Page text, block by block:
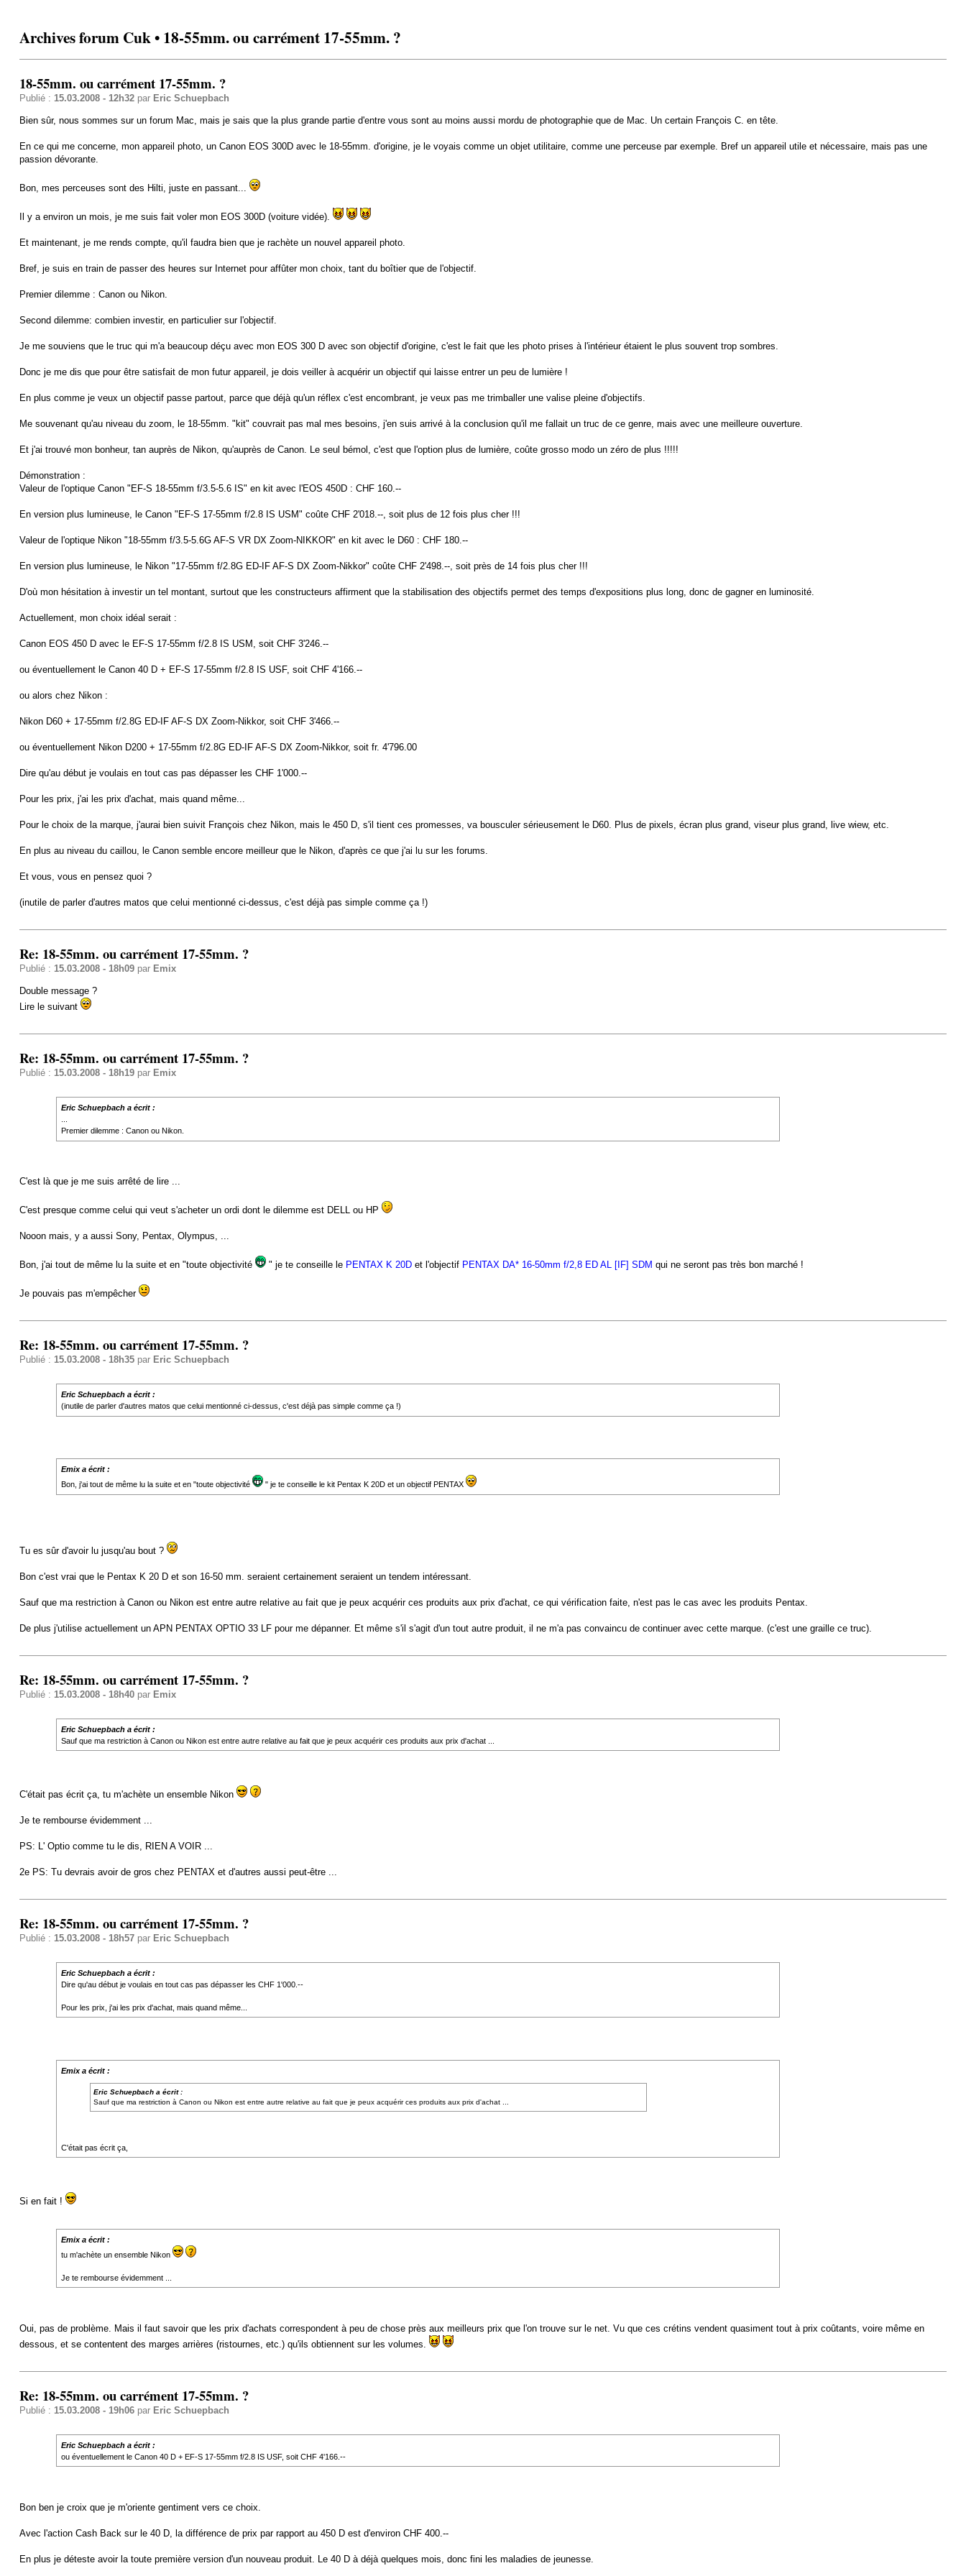
Archives forum Cuk • 18-55mm. ou carrément 17-55mm. ?
18-55mm. ou carrément 17-55mm. ?
Publié : 15.03.2008 - 12h32par Eric Schuepbach
Bien sûr, nous sommes sur un forum Mac, mais je sais que la plus grande partie d'entre vous sont au moins aussi mordu de photographie que de Mac. Un certain François C. en tête.
En ce qui me concerne, mon appareil photo, un Canon EOS 300D avec le 18-55mm. d'origine, je le voyais comme un objet utilitaire, comme une perceuse par exemple. Bref un appareil utile et nécessaire, mais pas une
passion dévorante.
Bon, mes perceuses sont des Hilti, juste en passant...
Il y a environ un mois, je me suis fait voler mon EOS 300D (voiture vidée).
Et maintenant, je me rends compte, qu'il faudra bien que je rachète un nouvel appareil photo.
Bref, je suis en train de passer des heures sur Internet pour affûter mon choix, tant du boîtier que de l'objectif.
Premier dilemme : Canon ou Nikon.
Second dilemme: combien investir, en particulier sur l'objectif.
Je me souviens que le truc qui m'a beaucoup déçu avec mon EOS 300 D avec son objectif d'origine, c'est le fait que les photo prises à l'intérieur étaient le plus souvent trop sombres.
Donc je me dis que pour être satisfait de mon futur appareil, je dois veiller à acquérir un objectif qui laisse entrer un peu de lumière !
En plus comme je veux un objectif passe partout, parce que déjà qu'un réflex c'est encombrant, je veux pas me trimballer une valise pleine d'objectifs.
Me souvenant qu'au niveau du zoom, le 18-55mm. "kit" couvrait pas mal mes besoins, j'en suis arrivé à la conclusion qu'il me fallait un truc de ce genre, mais avec une meilleure ouverture.
Et j'ai trouvé mon bonheur, tan auprès de Nikon, qu'auprès de Canon. Le seul bémol, c'est que l'option plus de lumière, coûte grosso modo un zéro de plus !!!!!
Démonstration :
Valeur de l'optique Canon "EF-S 18-55mm f/3.5-5.6 IS" en kit avec l'EOS 450D : CHF 160.--
En version plus lumineuse, le Canon "EF-S 17-55mm f/2.8 IS USM" coûte CHF 2'018.--, soit plus de 12 fois plus cher !!!
Valeur de l'optique Nikon "18-55mm f/3.5-5.6G AF-S VR DX Zoom-NIKKOR" en kit avec le D60 : CHF 180.--
En version plus lumineuse, le Nikon "17-55mm f/2.8G ED-IF AF-S DX Zoom-Nikkor" coûte CHF 2'498.--, soit près de 14 fois plus cher !!!
D'où mon hésitation à investir un tel montant, surtout que les constructeurs affirment que la stabilisation des objectifs permet des temps d'expositions plus long, donc de gagner en luminosité.
Actuellement, mon choix idéal serait :
Canon EOS 450 D avec le EF-S 17-55mm f/2.8 IS USM, soit CHF 3'246.--
ou éventuellement le Canon 40 D + EF-S 17-55mm f/2.8 IS USF, soit CHF 4'166.--
ou alors chez Nikon :
Nikon D60 + 17-55mm f/2.8G ED-IF AF-S DX Zoom-Nikkor, soit CHF 3'466.--
ou éventuellement Nikon D200 + 17-55mm f/2.8G ED-IF AF-S DX Zoom-Nikkor, soit fr. 4'796.00
Dire qu'au début je voulais en tout cas pas dépasser les CHF 1'000.--
Pour les prix, j'ai les prix d'achat, mais quand même...
Pour le choix de la marque, j'aurai bien suivit François chez Nikon, mais le 450 D, s'il tient ces promesses, va bousculer sérieusement le D60. Plus de pixels, écran plus grand, viseur plus grand, live wiew, etc.
En plus au niveau du caillou, le Canon semble encore meilleur que le Nikon, d'après ce que j'ai lu sur les forums.
Et vous, vous en pensez quoi ?
(inutile de parler d'autres matos que celui mentionné ci-dessus, c'est déjà pas simple comme ça !)
Re: 18-55mm. ou carrément 17-55mm. ?
Publié : 15.03.2008 - 18h09par Emix
Double message ?
Lire le suivant
Re: 18-55mm. ou carrément 17-55mm. ?
Publié : 15.03.2008 - 18h19par Emix
Eric Schuepbach a écrit :
Premier dilemme : Canon ou Nikon.
C'est là que je me suis arrêté de lire ...
C'est presque comme celui qui veut s'acheter un ordi dont le dilemme est DELL ou HP
Nooon mais, y a aussi Sony, Pentax, Olympus, ...
Bon, j'ai tout de même lu la suite et en "toute objectivité " je te conseille le PENTAX K 20Det l'objectif PENTAX DA* 16-50mm f/2,8 ED AL [IF] SDM qui ne seront pas très bon marché !
Je pouvais pas m'empêcher
Re: 18-55mm. ou carrément 17-55mm. ?
Publié : 15.03.2008 - 18h35par Eric Schuepbach
Eric Schuepbach a écrit :
(inutile de parler d'autres matos que celui mentionné ci-dessus, c'est déjà pas simple comme ça !)
Emix a écrit :
Bon, j'ai tout de même lu la suite et en "toute objectivité
" je te conseille le kit Pentax K 20D et un objectif PENTAX
Tu es sûr d'avoir lu jusqu'au bout ?
Bon c'est vrai que le Pentax K 20 D et son 16-50 mm. seraient certainement seraient un tendem intéressant.
Sauf que ma restriction à Canon ou Nikon est entre autre relative au fait que je peux acquérir ces produits aux prix d'achat, ce qui vérification faite, n'est pas le cas avec les produits Pentax.
De plus j'utilise actuellement un APN PENTAX OPTIO 33 LF pour me dépanner. Et même s'il s'agit d'un tout autre produit, il ne m'a pas convaincu de continuer avec cette marque. (c'est une graille ce truc).
Re: 18-55mm. ou carrément 17-55mm. ?
Publié : 15.03.2008 - 18h40par Emix
Eric Schuepbach a écrit :
Sauf que ma restriction à Canon ou Nikon est entre autre relative au fait que je peux acquérir ces produits aux prix d'achat ...
C'était pas écrit ça, tu m'achète un ensemble Nikon
Je te rembourse évidemment ...
PS: L' Optio comme tu le dis, RIEN A VOIR ...
2e PS: Tu devrais avoir de gros chez PENTAX et d'autres aussi peut-être ...
Re: 18-55mm. ou carrément 17-55mm. ?
Publié : 15.03.2008 - 18h57par Eric Schuepbach
Eric Schuepbach a écrit :
Dire qu'au début je voulais en tout cas pas dépasser les CHF 1'000.--
Pour les prix, j'ai les prix d'achat, mais quand même...
Emix a écrit :
Eric Schuepbach a écrit :
Sauf que ma restriction à Canon ou Nikon est entre autre relative au fait que je peux acquérir ces produits aux prix d'achat ...
C'était pas écrit ça,
Si en fait !
Emix a écrit :
tu m'achète un ensemble Nikon
Je te rembourse évidemment ...
Oui, pas de problème. Mais il faut savoir que les prix d'achats correspondent à peu de chose près aux meilleurs prix que l'on trouve sur le net. Vu que ces crétins vendent quasiment tout à prix coûtants, voire même en
dessous, et se contentent des marges arrières (ristournes, etc.) qu'ils obtiennent sur les volumes.
Re: 18-55mm. ou carrément 17-55mm. ?
Publié : 15.03.2008 - 19h06par Eric Schuepbach
Eric Schuepbach a écrit :
ou éventuellement le Canon 40 D + EF-S 17-55mm f/2.8 IS USF, soit CHF 4'166.--
Bon ben je croix que je m'oriente gentiment vers ce choix.
Avec l'action Cash Back sur le 40 D, la différence de prix par rapport au 450 D est d'environ CHF 400.--
En plus je déteste avoir la toute première version d'un nouveau produit. Le 40 D à déjà quelques mois, donc fini les maladies de jeunesse.